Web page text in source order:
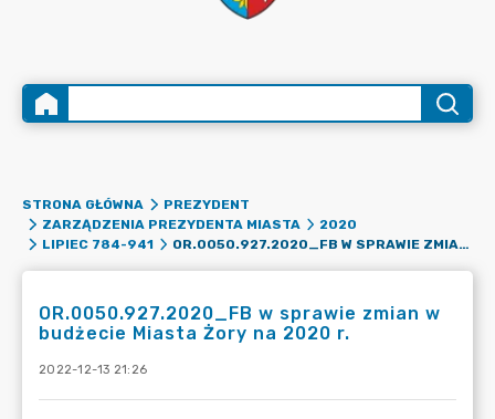
STRONA GŁÓWNA
PREZYDENT
ZARZĄDZENIA PREZYDENTA MIASTA
2020
LIPIEC 784-941
OR.0050.927.2020_FB W SPRAWIE ZMIAN W BUDŻECIE MIASTA ŻORY NA 2020 R.
OR.0050.927.2020_FB w sprawie zmian w
budżecie Miasta Żory na 2020 r.
2022-12-13 21:26